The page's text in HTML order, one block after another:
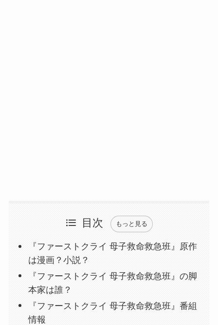
目次 もっと見る
『ファーストクライ 母子救命救急班』原作
は漫画？小説？
『ファーストクライ 母子救命救急班』の脚
本家は誰？
『ファーストクライ 母子救命救急班』番組
情報